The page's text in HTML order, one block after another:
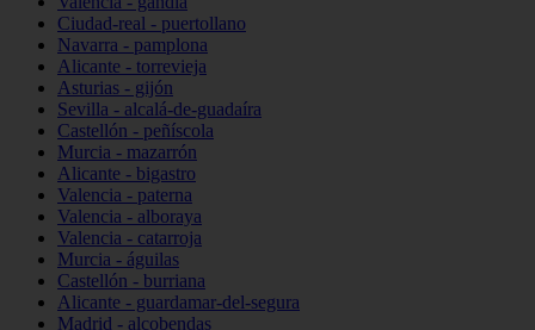
Ciudad-real - puertollano
Navarra - pamplona
Alicante - torrevieja
Asturias - gijón
Sevilla - alcalá-de-guadaíra
Castellón - peñíscola
Murcia - mazarrón
Alicante - bigastro
Valencia - paterna
Valencia - alboraya
Valencia - catarroja
Murcia - águilas
Castellón - burriana
Alicante - guardamar-del-segura
Madrid - alcobendas